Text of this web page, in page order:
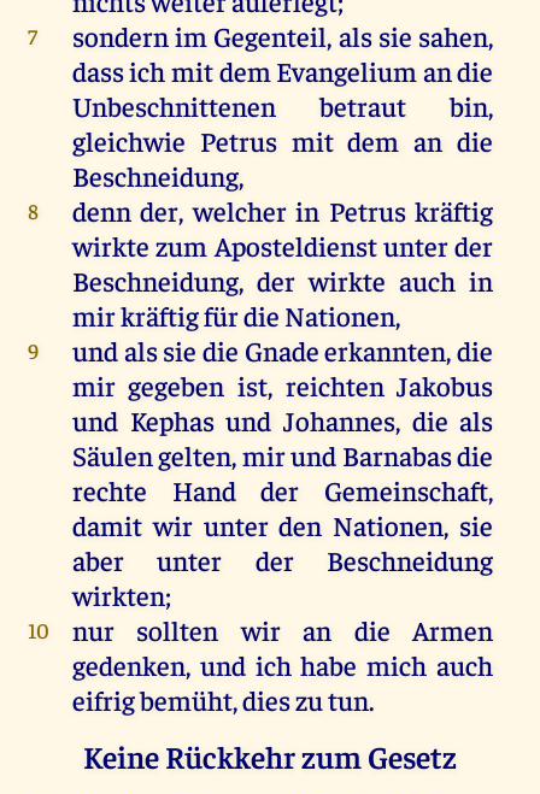
7 sondernim Gegenteil, als sie sahen,
dassichmitdem Evangelium andie
Unbeschnittenenbetrautbin,
gleichwie Petrus mit dem an die
Beschneidung,
8 denn der,welcher in Petrus kräftig
wirkte zum Aposteldienstunterder
Beschneidung, der wirkte auch in
mirkräftigfürdie Nationen,
9 undalssie die Gnadeerkannten,die
mir gegeben ist, reichten Jakobus
und Kephas und Johannes, die als
Säulengelten,mirund Barnabasdie
rechte
Hand der Gemeinschaft,
damit wir unter den Nationen, sie
aber
unter der
Beschneidung
wirkten;
10 nur sollten wir an die
Armen
gedenken, und ich habe mich auch
eifrig bemüht,dieszutun.
Keine Rückkehr zum Gesetz